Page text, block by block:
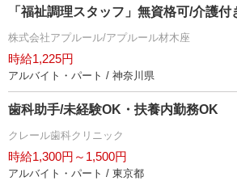
「福祉調理スタッフ」無資格可/介護
株式会社アプルール/アプルール材木座
時給1,225円
アルバイト・パート / 神奈川県
歯科助手/未経験OK・扶養内勤務OK
クレール歯科クリニック
時給1,300円～1,500円
アルバイト・パート / 東京都